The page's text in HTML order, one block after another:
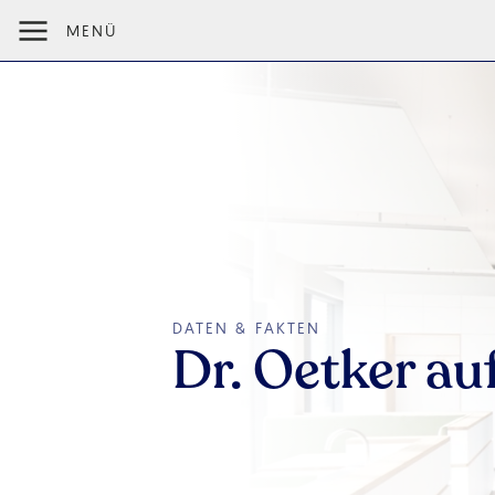
MENÜ
DATEN & FAKTEN
Dr. Oetker